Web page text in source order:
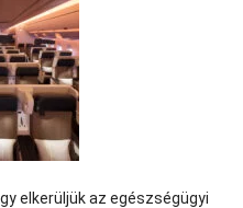
elkerüljük az egészségügyi